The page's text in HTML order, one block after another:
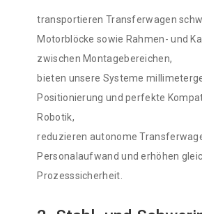
transportieren Transferwagen
Motorblöcke sowie Rahmen- und
zwischen Montagebereichen,
bieten unsere Systeme
Positionierung und perfekte
Robotik,
reduzieren autonome
Personalaufwand und erhöhen
Prozesssicherheit.